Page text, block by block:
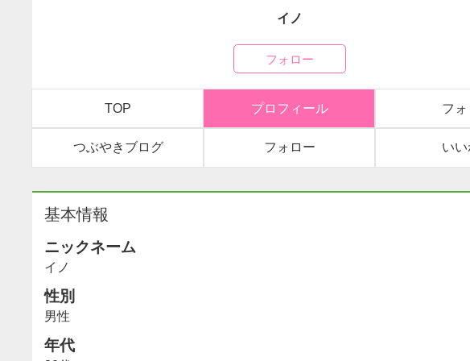
イノ
フォロー
TOP プロフィール フォ
つぶやきブログ フォロー いい
基本情報
ニックネーム
イノ
性別
男性
年代